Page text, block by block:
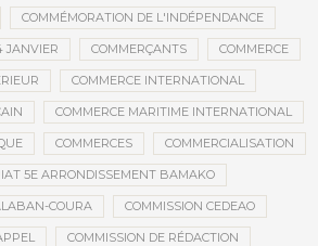
COMMÉMORATION DE L'INDÉPENDANCE
JANVIER COMMERÇANTS COMMERCE
COMMERCE INTERNATIONAL
COMMERCE MARITIME INTERNATIONAL
COMMERCES COMMERCIALISATION
5E ARRONDISSEMENT BAMAKO
COURA COMMISSION CEDEAO
COMMISSION DE RÉDACTION